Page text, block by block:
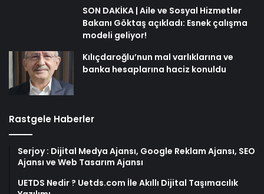
SON DAKİKA | Aile ve Sosyal Hizmetler
Bakanı Göktaş açıkladı: Esnek çalışma
modeli geliyor!
Kılıçdaroğlu’nun mal varlıklarına ve
banka hesaplarına haciz konuldu
Rastgele Haberler
Serjoy : Dijital Medya Ajansı, Google Reklam Ajansı, SEO
Ajansı ve Web Tasarım Ajansı
UETDS Nedir ? Uetds.com İle Akıllı Dijital Taşımacılık